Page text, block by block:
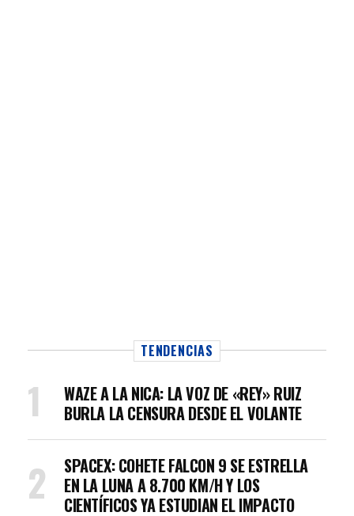
TENDENCIAS
WAZE A LA NICA: LA VOZ DE «REY» RUIZ
BURLA LA CENSURA DESDE EL VOLANTE
SPACEX: COHETE FALCON 9 SE ESTRELLA
EN LA LUNA A 8.700 KM/H Y LOS
CIENTÍFICOS YA ESTUDIAN EL IMPACTO